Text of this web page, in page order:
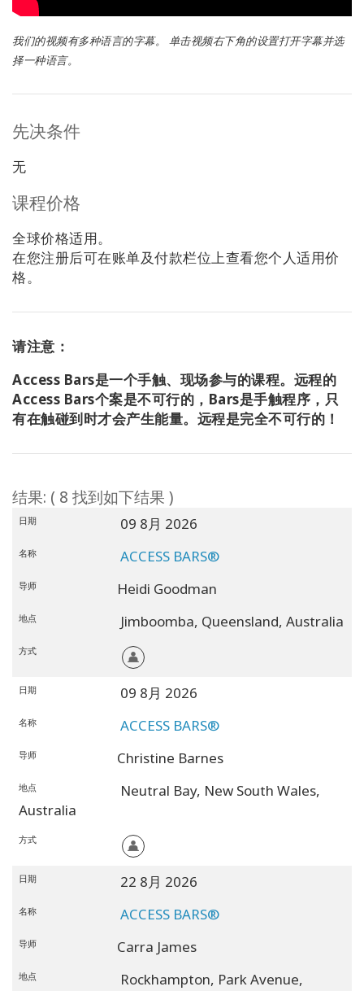
我们的视频有多种语言的字幕。 单击视频右下角的设置打开字幕并选
择一种语言。
先决条件
无
课程价格
全球价格适用。
在您注册后可在账单及付款栏位上查看您个人适用价
格。
请注意：
Access Bars是一个手触、现场参与的课程。远程的
Access Bars个案是不可行的，Bars是手触程序，只
有在触碰到时才会产生能量。远程是完全不可行的！
结果: ( 8 找到如下结果 )
日期 09 8月 2026
名称 ACCESS BARS®
导师 Heidi Goodman
地点 Jimboomba, Queensland, Australia
方式
日期 09 8月 2026
名称 ACCESS BARS®
导师 Christine Barnes
地点 Neutral Bay, New South Wales,
Australia
方式
日期 22 8月 2026
名称 ACCESS BARS®
导师 Carra James
地点
Rockhampton, Park Avenue,